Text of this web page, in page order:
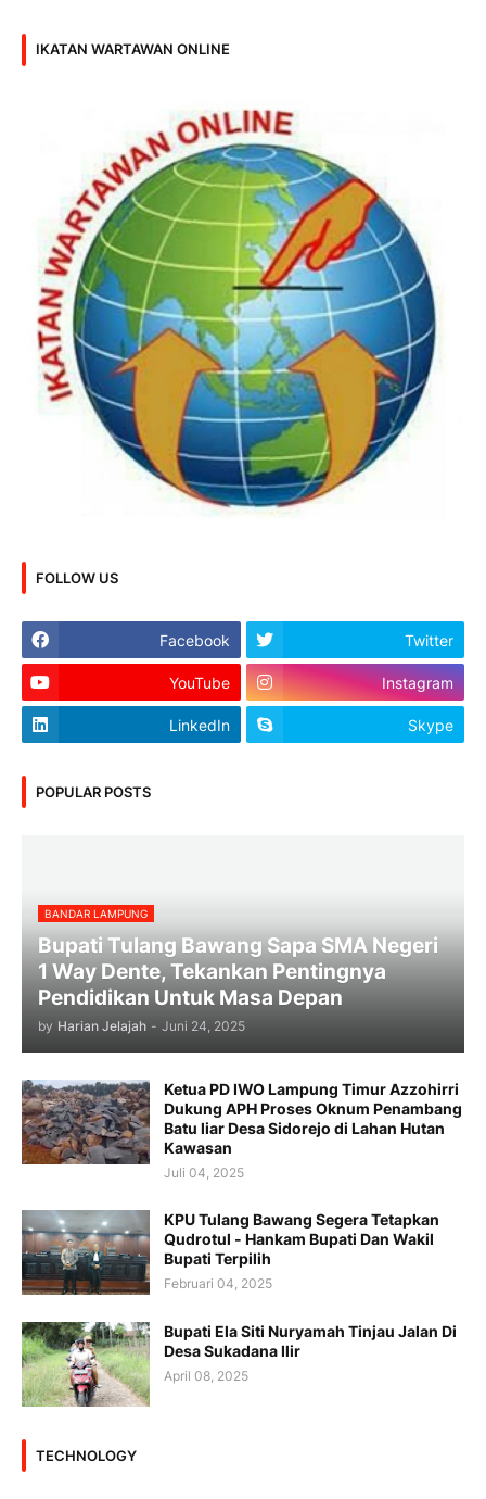
IKATAN WARTAWAN ONLINE
FOLLOW US
Facebook Twitter
YouTube Instagram
LinkedIn Skype
POPULAR POSTS
BANDAR LAMPUNG
Bupati Tulang Bawang Sapa SMA Negeri
1 Way Dente, Tekankan Pentingnya
Pendidikan Untuk Masa Depan
by Harian Jelajah - Juni 24, 2025
Ketua PD IWO Lampung Timur Azzohirri
Dukung APH Proses Oknum Penambang
Batu liar Desa Sidorejo di Lahan Hutan
Kawasan
Juli 04, 2025
KPU Tulang Bawang Segera Tetapkan
Qudrotul - Hankam Bupati Dan Wakil
Bupati Terpilih
Februari 04, 2025
Bupati Ela Siti Nuryamah Tinjau Jalan Di
Desa Sukadana Ilir
April 08, 2025
TECHNOLOGY